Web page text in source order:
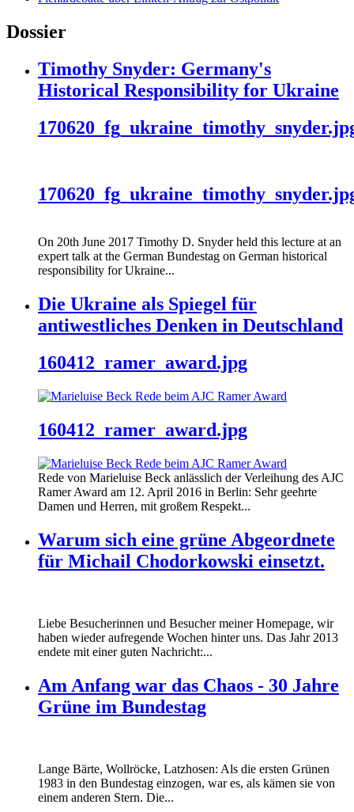
Dossier
Timothy Snyder: Germany's
Historical Responsibility for Ukraine
On 20th June 2017 Timothy D. Snyder held this lecture at an
expert talk at the German Bundestag on German historical
responsibility for Ukraine...
Die Ukraine als Spiegel für
antiwestliches Denken in Deutschland
160412_ramer_award.jpg
160412_ramer_award.jpg
Rede von Marieluise Beck anlässlich der Verleihung des AJC
Ramer Award am 12. April 2016 in Berlin: Sehr geehrte
Damen und Herren, mit großem Respekt...
Warum sich eine grüne Abgeordnete
für Michail Chodorkowski einsetzt.
Liebe Besucherinnen und Besucher meiner Homepage, wir
haben wieder aufregende Wochen hinter uns. Das Jahr 2013
endete mit einer guten Nachricht:...
Am Anfang war das Chaos - 30 Jahre
Grüne im Bundestag
Lange Bärte, Wollröcke, Latzhosen: Als die ersten Grünen
1983 in den Bundestag einzogen, war es, als kämen sie von
einem anderen Stern. Die...